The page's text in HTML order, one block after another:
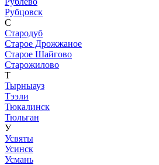
Рубцовск
С
Стародуб
Старое Дрожжаное
Старое Шайгово
Старожилово
Т
Тырныауз
Тээли
Тюкалинск
Тюльган
У
Усвяты
Усинск
Усмань